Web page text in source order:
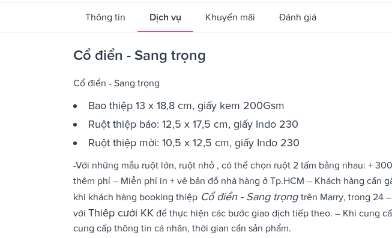
Thông tin Dịch vụ Khuyến mãi Đánh giá
Cổ điển - Sang trọng
Cổ điển - Sang trọng
Bao thiệp 13 x 18,8 cm, giấy kem 200Gsm
Ruột thiệp báo: 12,5 x 17,5 cm, giấy Indo 230
Ruột thiệp mời: 10,5 x 12,5 cm, giấy Indo 230
-Với những mẫu ruột lớn, ruột nhỏ , có thể chọn ruột 2 tấm bằng nhau: +
thêm phí – Miễn phí in + vẽ bản đồ nhà hàng ở Tp.HCM – Khách hàng cần
khi khách hàng booking thiệp Cổ điển - Sang trọng trên Marry, trong 24
với Thiêp cưới KK để thực hiện các bước giao dịch tiếp theo. – Khi cung
cung cấp thông tin cá nhân, thời gian cần sản phẩm.